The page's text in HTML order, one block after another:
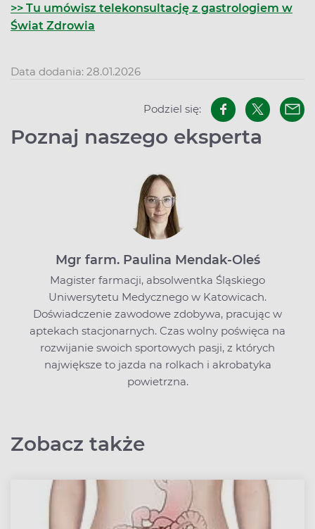
>> Tu umówisz telekonsultację z gastrologiem w
Świat Zdrowia
Data dodania: 28.01.2026
Podziel się:
Poznaj naszego eksperta
Mgr farm. Paulina Mendak-Oleś
Magister farmacji, absolwentka Śląskiego
Uniwersytetu Medycznego w Katowicach.
Doświadczenie zawodowe zdobywa, pracując w
aptekach stacjonarnych. Czas wolny poświęca na
rozwijanie swoich sportowych pasji, z których
największe to jazda na rolkach i akrobatyka
powietrzna.
Zobacz także